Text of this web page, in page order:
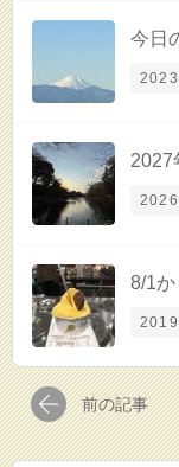
今日
2027
8/1
前の記事